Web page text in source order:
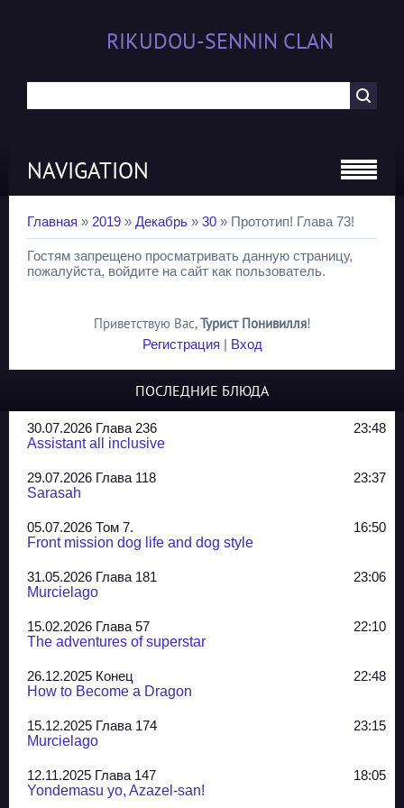
RIKUDOU-SENNIN CLAN
NAVIGATION
Главная » 2019 » Декабрь » 30 » Прототип! Глава 73!
Гостям запрещено просматривать данную страницу,
пожалуйста, войдите на сайт как пользователь.
Приветствую Вас,Турист Понивилля!
Регистрация | Вход
ПОСЛЕДНИЕ БЛЮДА
30.07.2026 Глава 236
23:48
Assistant all inclusive
29.07.2026 Глава 118
23:37
Sarasah
05.07.2026 Том 7.
16:50
Front mission dog life and dog style
31.05.2026 Глава 181
23:06
Murcielago
15.02.2026 Глава 57
22:10
The adventures of superstar
26.12.2025 Конец
22:48
How to Become a Dragon
15.12.2025 Глава 174
23:15
Murcielago
12.11.2025 Глава 147
18:05
Yondemasu yo, Azazel-san!